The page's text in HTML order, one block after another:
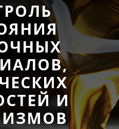
И